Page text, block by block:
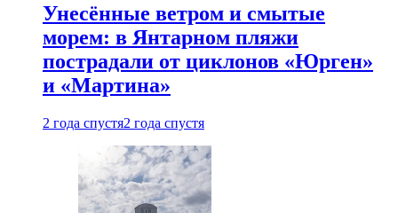
Унесённые ветром и смытые
морем: в Янтарном пляжи
пострадали от циклонов «Юрген»
и «Мартина»
2 года спустя2 года спустя